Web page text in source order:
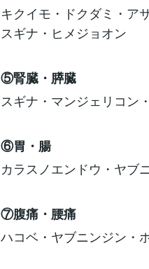
キクイモ・ドクダミ・ア
スギナ・ヒメジョオン
⑤腎臓・膵臓
スギナ・マンジェリコン
⑥胃・腸
カラスノエンドウ・ヤブ
⑦腹痛・腰痛
ハコベ・ヤブニンジン・